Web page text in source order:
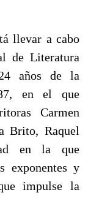
llevar a cabo
de Literatura
años de la
en el que
Carmen
Brito, Raquel
en la que
exponentes y
impulse la